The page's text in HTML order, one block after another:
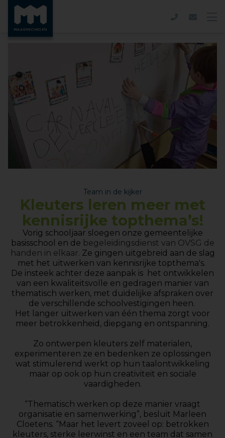
Team in de kijker
Kleuters leren meer met
kennisrijke topthema’s!
Vorig schooljaar sloegen onze gemeentelijke
basisschool en de begeleidingsdienst van OVSG de
handen in elkaar. Ze gingen uitgebreid aan de slag
met het uitwerken van kennisrijke topthema's.
De insteek achter deze aanpak is het ontwikkelen
van een kwaliteitsvolle en gedragen manier van
thematisch werken, met duidelijke afspraken over
de verschillende schoolvestigingen heen.
Het langer uitwerken van één thema zorgt voor
meer betrokkenheid, diepgang en ontspanning.
Zo ontwerpen kleuters zelf materialen,
experimenteren ze en bedenken ze oplossingen
wat stimulerend werkt op hun taalontwikkeling
maar op ook op hun creativiteit en sociale
vaardigheden.
“Thematisch werken op deze manier vraagt
organisatie en samenwerking”, besluit Marleen
Cloetens. ​“Maar het levert zoveel op: betrokken
kleuters, sterke leerwinst en een team dat samen